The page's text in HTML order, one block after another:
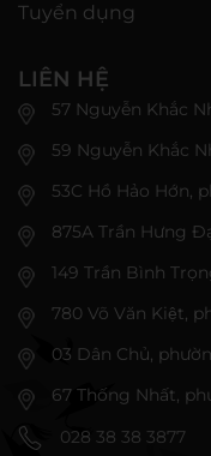
Tuyển dụng
LIÊN HỆ
57 Nguyễn Khắc
59 Nguyễn Khắc
53C Hồ Hảo Hớn,
875A Trần Hưng
149 Trần Bình
780 Võ Văn Kiệt,
03 Dân Chủ,
67 Thống Nhất,
028 38 38 3877